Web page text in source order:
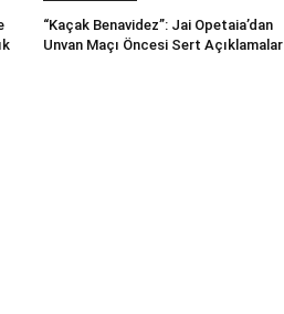
“Kaçak Benavidez”: Jai Opetaia’dan
Unvan Maçı Öncesi Sert Açıklamalar